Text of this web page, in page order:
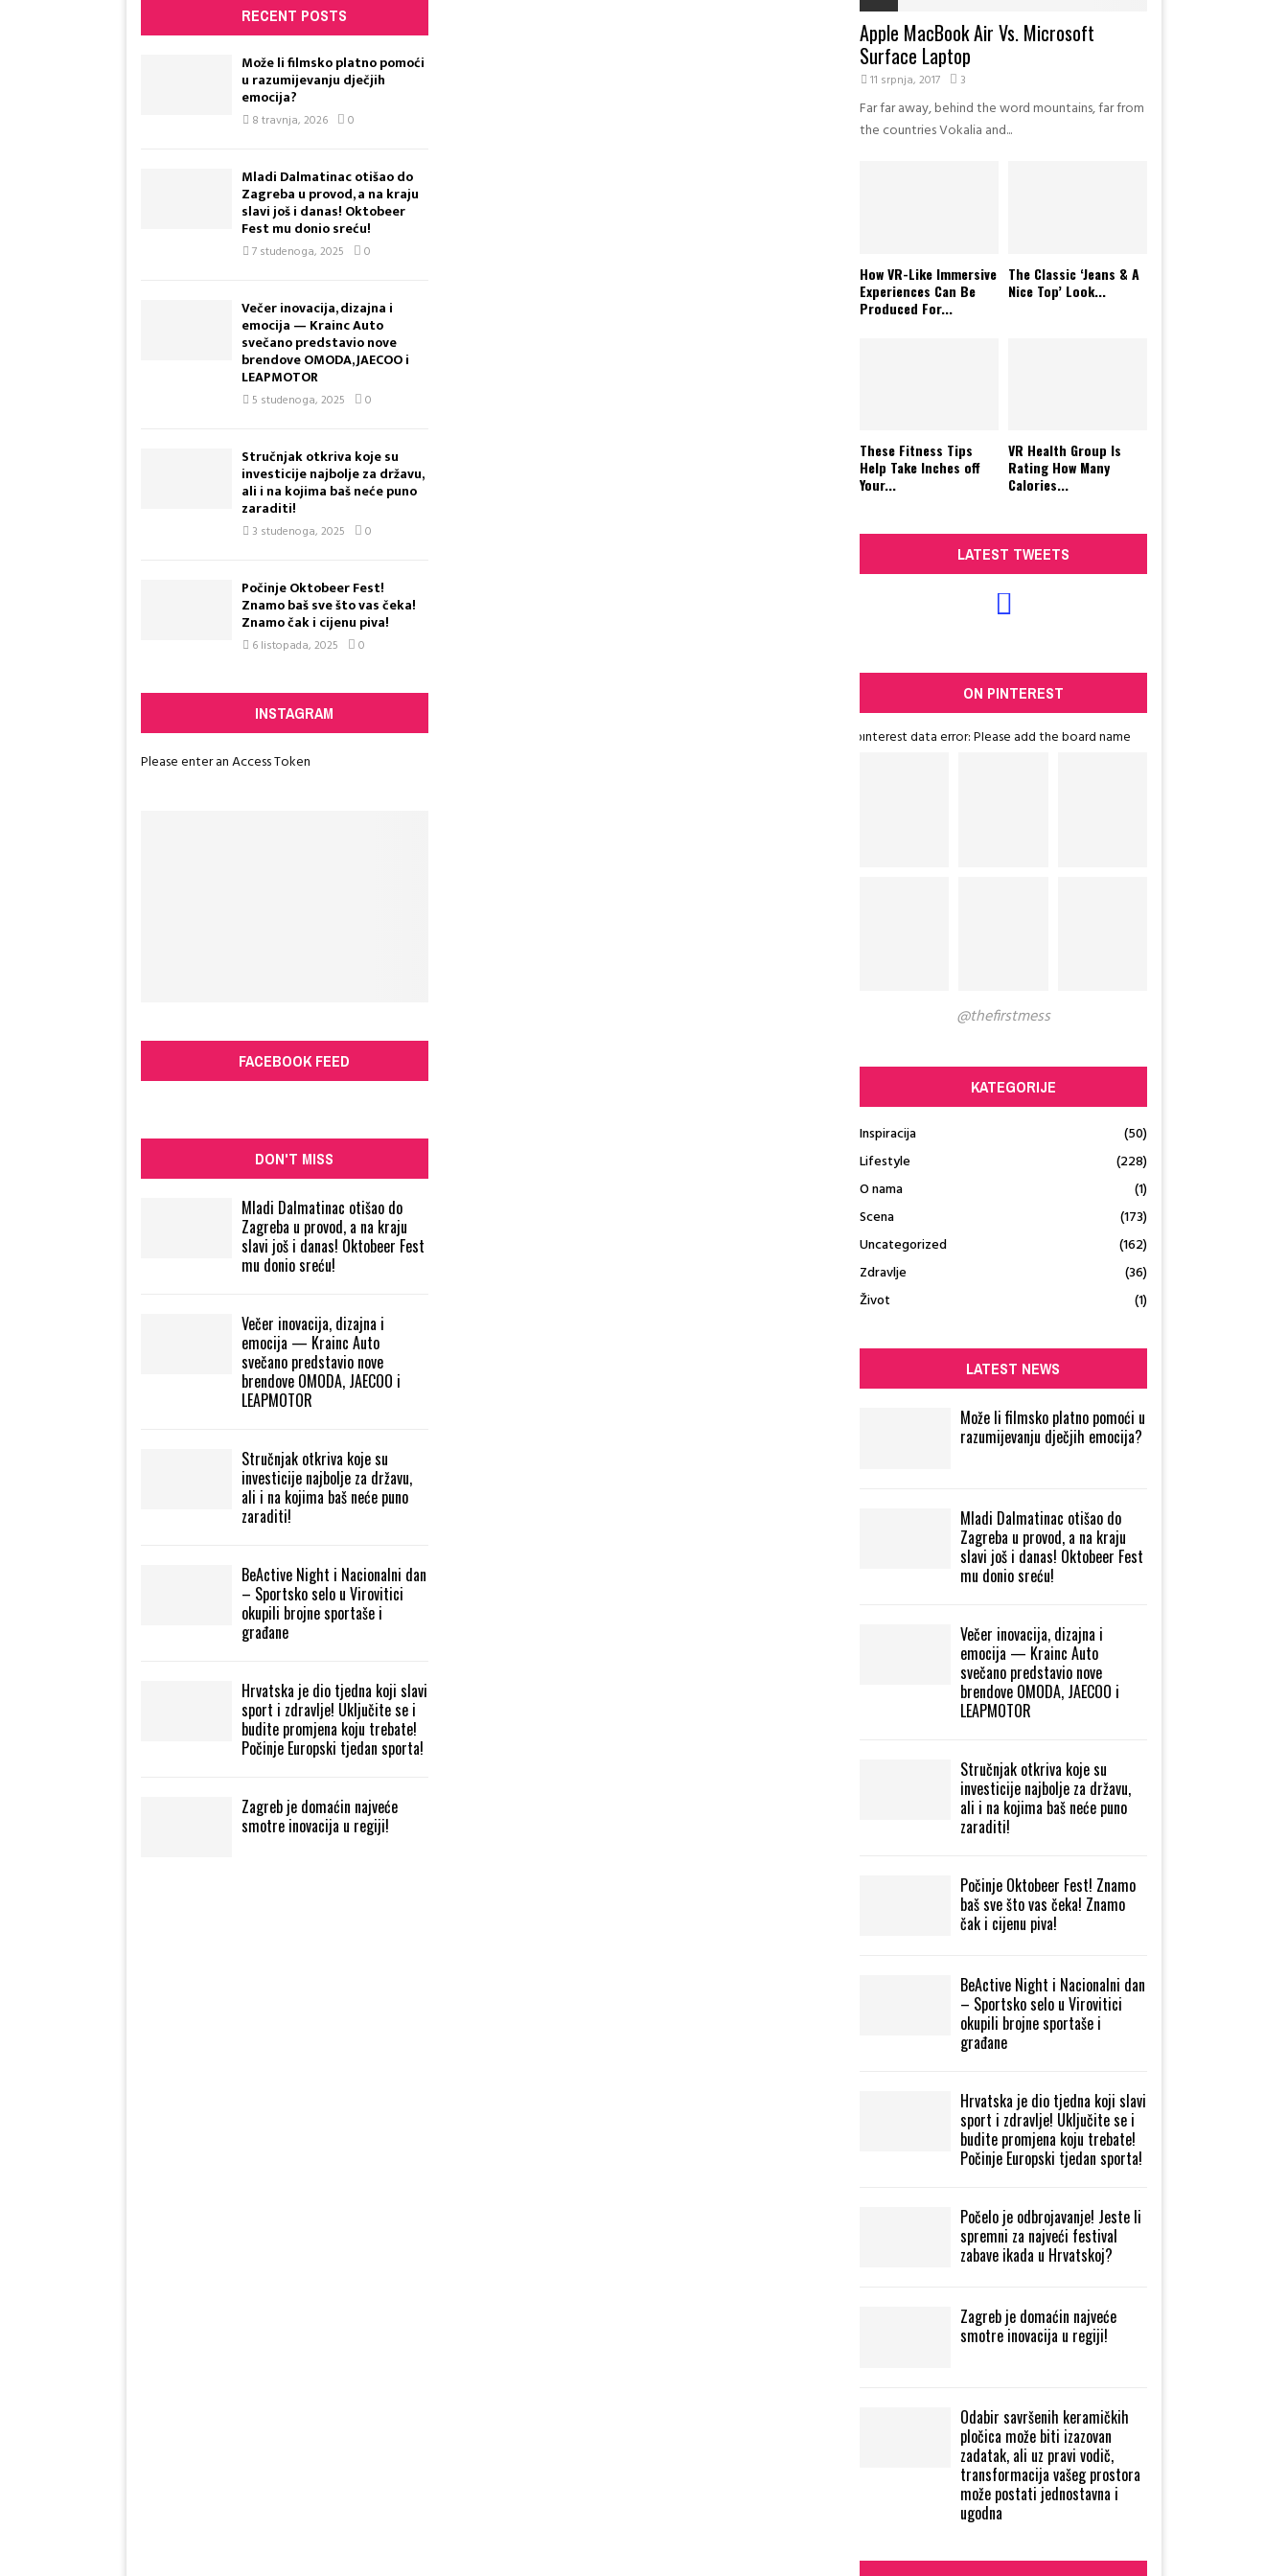
RECENT POSTS
Može li filmsko platno pomoći
u razumijevanju dječjih
emocija?
8 travnja, 2026 0
Mladi Dalmatinac otišao do
Zagreba u provod, a na kraju
slavi još i danas! Oktobeer
Fest mu donio sreću!
7 studenoga, 2025 0
Večer inovacija, dizajna i
emocija — Krainc Auto
svečano predstavio nove
brendove OMODA, JAECOO i
LEAPMOTOR
5 studenoga, 2025 0
Stručnjak otkriva koje su
investicije najbolje za državu,
ali i na kojima baš neće puno
zaraditi!
3 studenoga, 2025 0
Počinje Oktobeer Fest!
Znamo baš sve što vas čeka!
Znamo čak i cijenu piva!
6 listopada, 2025 0
INSTAGRAM
Please enter an Access Token
FACEBOOK FEED
DON'T MISS
Mladi Dalmatinac otišao do
Zagreba u provod, a na kraju
slavi još i danas! Oktobeer Fest
mu donio sreću!
Večer inovacija, dizajna i
emocija — Krainc Auto
svečano predstavio nove
brendove OMODA, JAECOO i
LEAPMOTOR
Stručnjak otkriva koje su
investicije najbolje za državu,
ali i na kojima baš neće puno
zaraditi!
BeActive Night i Nacionalni dan
– Sportsko selo u Virovitici
okupili brojne sportaše i
građane
Hrvatska je dio tjedna koji slavi
sport i zdravlje! Uključite se i
budite promjena koju trebate!
Počinje Europski tjedan sporta!
Zagreb je domaćin najveće
smotre inovacija u regiji!
Apple MacBook Air Vs. Microsoft
Surface Laptop
11 srpnja, 2017 3
Far far away, behind the word mountains, far from
the countries Vokalia and...
How VR-Like Immersive
Experiences Can Be
Produced For...
The Classic ‘Jeans & A
Nice Top’ Look...
These Fitness Tips
Help Take Inches off
Your...
VR Health Group Is
Rating How Many
Calories...
LATEST TWEETS
ON PINTEREST
pinterest data error: Please add the board name
@thefirstmess
KATEGORIJE
Inspiracija
(50)
Lifestyle
(228)
O nama
(1)
Scena
(173)
Uncategorized
(162)
Zdravlje
(36)
Život
(1)
LATEST NEWS
Može li filmsko platno pomoći u
razumijevanju dječjih emocija?
Mladi Dalmatinac otišao do
Zagreba u provod, a na kraju
slavi još i danas! Oktobeer Fest
mu donio sreću!
Večer inovacija, dizajna i
emocija — Krainc Auto
svečano predstavio nove
brendove OMODA, JAECOO i
LEAPMOTOR
Stručnjak otkriva koje su
investicije najbolje za državu,
ali i na kojima baš neće puno
zaraditi!
Počinje Oktobeer Fest! Znamo
baš sve što vas čeka! Znamo
čak i cijenu piva!
BeActive Night i Nacionalni dan
– Sportsko selo u Virovitici
okupili brojne sportaše i
građane
Hrvatska je dio tjedna koji slavi
sport i zdravlje! Uključite se i
budite promjena koju trebate!
Počinje Europski tjedan sporta!
Počelo je odbrojavanje! Jeste li
spremni za najveći festival
zabave ikada u Hrvatskoj?
Zagreb je domaćin najveće
smotre inovacija u regiji!
Odabir savršenih keramičkih
pločica može biti izazovan
zadatak, ali uz pravi vodič,
transformacija vašeg prostora
može postati jednostavna i
ugodna